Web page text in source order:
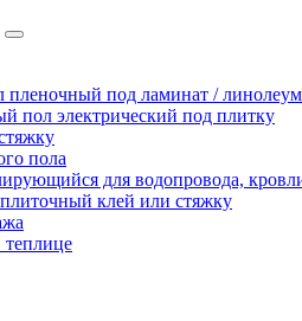
под ламинат / линолеум
пол электрический под плитку
пола
для водопровода,
клей или стяжку
теплице